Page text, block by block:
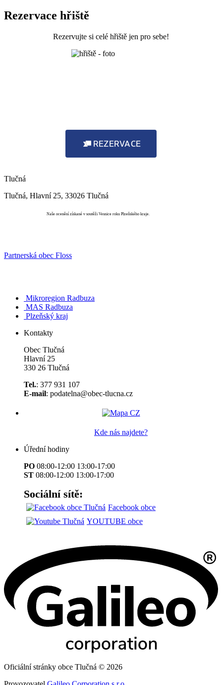
Rezervace hřiště
Rezervujte si celé hřiště jen pro sebe!
REZERVACE
Tlučná
Tlučná, Hlavní 25, 33026 Tlučná
Naše ocenění získané v soutěži Vesnice roku Plzeňského kraje.
Partnerská obec Floss
Mikroregion Radbuza
MAS Radbuza
Plzeňský kraj
Kontakty
Obec Tlučná
Hlavní 25
330 26 Tlučná
Tel.: 377 931 107
E-mail: podatelna@obec-tlucna.cz
Kde nás najdete?
Úřední hodiny
PO 08:00-12:00 13:00-17:00
ST 08:00-12:00 13:00-17:00
Sociální sítě:
Facebook obce
YOUTUBE obce
Oficiální stránky obce Tlučná © 2026